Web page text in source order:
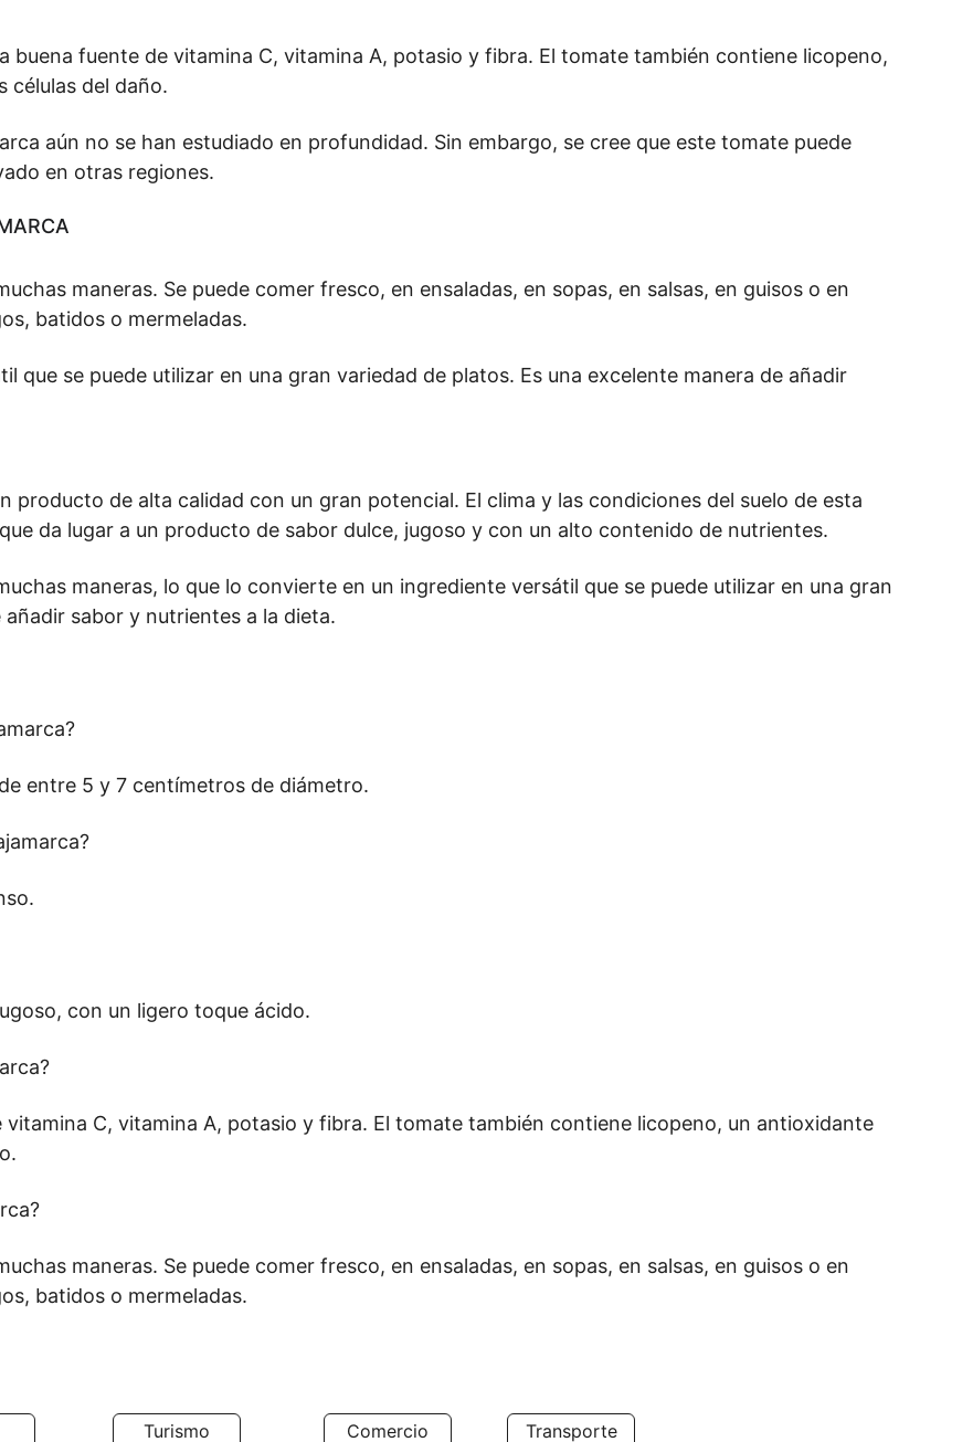
buena fuente de vitamina C, vitamina A, potasio y fibra. El tomate también contiene licopeno,
células del daño.
aún no se han estudiado en profundidad. Sin embargo, se cree que este tomate puede
en otras regiones.
maneras. Se puede comer fresco, en ensaladas, en sopas, en salsas, en guisos o en
batidos o mermeladas.
que se puede utilizar en una gran variedad de platos. Es una excelente manera de añadir
producto de alta calidad con un gran potencial. El clima y las condiciones del suelo de esta
da lugar a un producto de sabor dulce, jugoso y con un alto contenido de nutrientes.
maneras, lo que lo convierte en un ingrediente versátil que se puede utilizar en una gran
sabor y nutrientes a la dieta.
entre 5 y 7 centímetros de diámetro.
con un ligero toque ácido.
vitamina C, vitamina A, potasio y fibra. El tomate también contiene licopeno, un antioxidante
maneras. Se puede comer fresco, en ensaladas, en sopas, en salsas, en guisos o en
batidos o mermeladas.
Turismo Comercio Transporte